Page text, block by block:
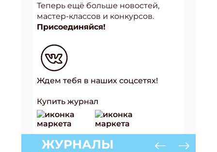
Теперь ещё больше новостей,
мастер-классов и конкурсов.
Присоединяйся!
Ждем тебя в наших соцсетях!
Купить журнал
ЖУРНАЛЫ